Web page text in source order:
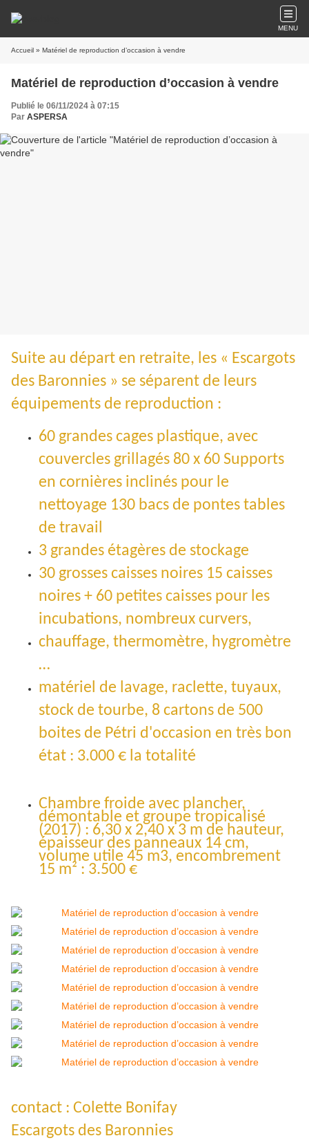
MENU
Accueil » Matériel de reproduction d’occasion à vendre
Matériel de reproduction d’occasion à vendre
Publié le 06/11/2024 à 07:15
Par ASPERSA
Suite au départ en retraite, les « Escargots
des Baronnies » se séparent de leurs
équipements de reproduction :
60 grandes cages plastique, avec
couvercles grillagés 80 x 60 Supports
en cornières inclinés pour le
nettoyage 130 bacs de pontes tables
de travail
3 grandes étagères de stockage
30 grosses caisses noires 15 caisses
noires + 60 petites caisses pour les
incubations, nombreux curvers,
chauffage, thermomètre, hygromètre
…
matériel de lavage, raclette, tuyaux,
stock de tourbe, 8 cartons de 500
boites de Pétri d'occasion en très bon
état : 3.000 € la totalité
Chambre froide avec plancher,
démontable et groupe tropicalisé
(2017) : 6,30 x 2,40 x 3 m de hauteur,
épaisseur des panneaux 14 cm,
volume utile 45 m3, encombrement
15 m² : 3.500 €
contact : Colette Bonifay
Escargots des Baronnies